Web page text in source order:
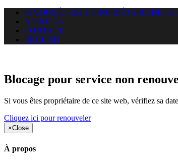
SI VOUS ÊTES LE PROPRIÉTAIRE DE CE
A PROPOS
CONTACT
ENGLISH
Blocage pour service non
Si vous êtes propriétaire de ce site web, vérifiez sa
Cliquez ici pour renouveler
×Close
À propos